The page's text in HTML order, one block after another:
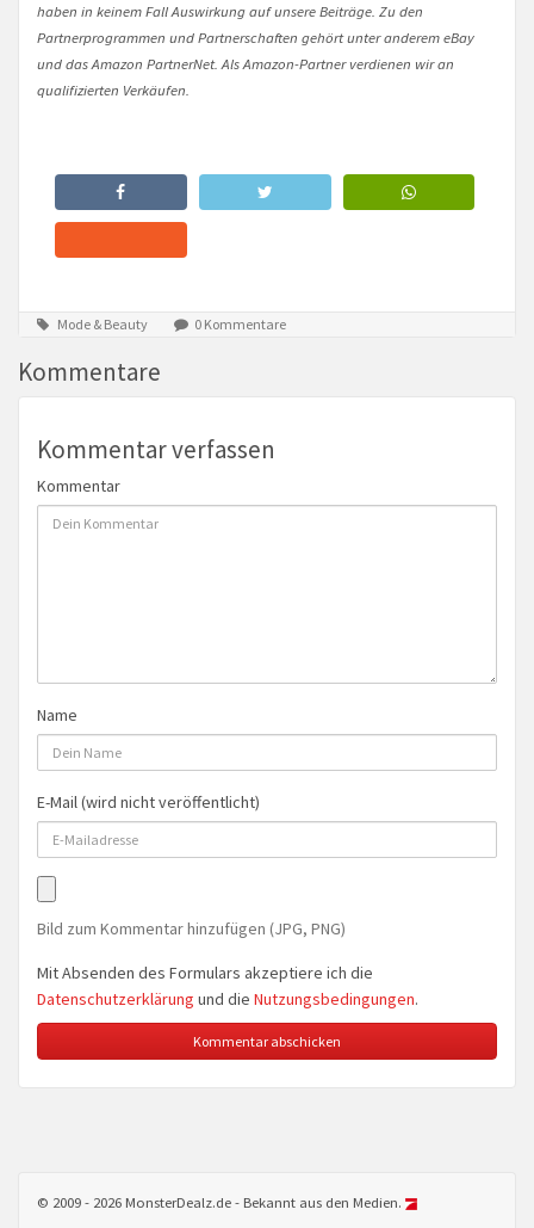
haben in keinem Fall Auswirkung auf unsere Beiträge. Zu den
Partnerprogrammen und Partnerschaften gehört unter anderem eBay
und das Amazon PartnerNet. Als Amazon-Partner verdienen wir an
qualifizierten Verkäufen.
Mode & Beauty 0 Kommentare
Kommentare
Kommentar verfassen
Kommentar
Name
E-Mail (wird nicht veröffentlicht)
Bild zum Kommentar hinzufügen (JPG, PNG)
Mit Absenden des Formulars akzeptiere ich die
Datenschutzerklärung und die Nutzungsbedingungen.
© 2009 - 2026 MonsterDealz.de - Bekannt aus den Medien.